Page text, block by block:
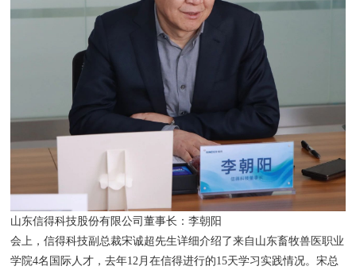
山东信得科技股份有限公司董事长：李朝阳
会上，信得科技副总裁宋诚超先生详细介绍了来自山东畜牧兽医职业
学院4名国际人才，去年12月在信得进行的15天学习实践情况。宋总